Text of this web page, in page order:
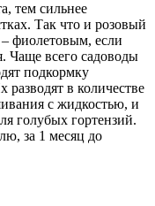
тем сильнее
Так что и розовый
фиолетовым, если
Чаще всего садоводы
подкормку
в количестве
с жидкостью, и
голубых гортензий.
за 1 месяц до